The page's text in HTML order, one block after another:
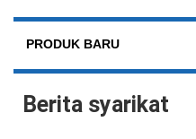
PRODUK BARU
Berita syarikat